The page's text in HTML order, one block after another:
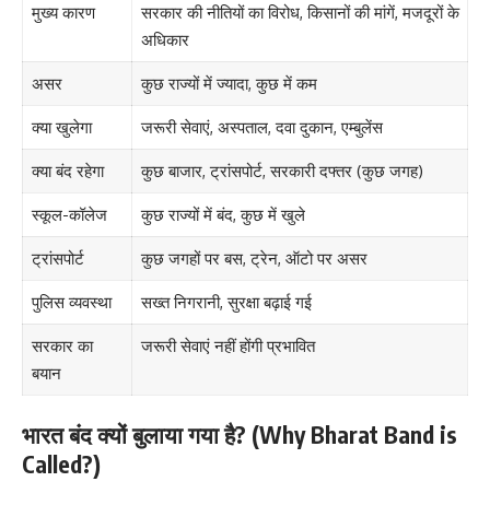
मुख्य कारण
सरकार की नीतियों का विरोध, किसानों की मांगें, मजदूरों के
अधिकार
असर कुछ राज्यों में ज्यादा, कुछ में कम
क्या खुलेगा जरूरी सेवाएं, अस्पताल, दवा दुकान, एम्बुलेंस
क्या बंद रहेगा कुछ बाजार, ट्रांसपोर्ट, सरकारी दफ्तर (कुछ जगह)
स्कूल-कॉलेज कुछ राज्यों में बंद, कुछ में खुले
ट्रांसपोर्ट कुछ जगहों पर बस, ट्रेन, ऑटो पर असर
पुलिस व्यवस्था सख्त निगरानी, सुरक्षा बढ़ाई गई
सरकार का
बयान
जरूरी सेवाएं नहीं होंगी प्रभावित
भारत बंद क्यों बुलाया गया है? (Why Bharat Band is
Called?)